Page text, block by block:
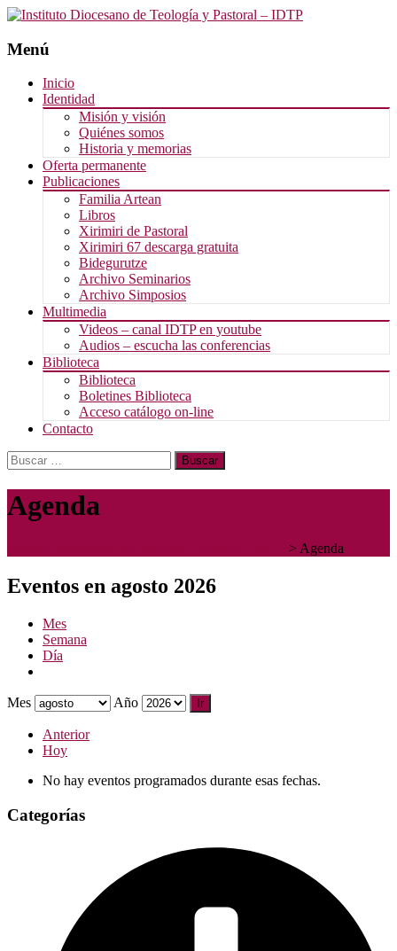
Menú
Saltar
contenido
Inicio
Identidad
Misión y visión
Quiénes somos
Historia y memorias
Oferta permanente
Publicaciones
Familia Artean
Libros
Xirimiri de Pastoral
Xirimiri 67 descarga gratuita
Bidegurutze
Archivo Seminarios
Archivo Simposios
Multimedia
Videos – canal IDTP en youtube
Audios – escucha las conferencias
Biblioteca
Biblioteca
Boletines Biblioteca
Acceso catálogo on-line
Contacto
Buscar:
Agenda
> Agenda
Eventos en agosto 2026
Mes
Semana
Día
Mes Año
Anterior
Hoy
No hay eventos programados durante esas fechas.
Categorías